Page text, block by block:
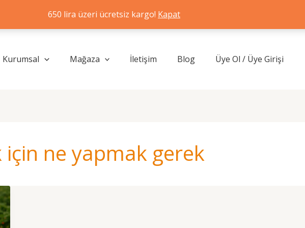
650 lira üzeri ücretsiz kargo! Kapat
Kurumsal Mağaza İletişim Blog Üye Ol / Üye Girişi
ne yapmak gerek